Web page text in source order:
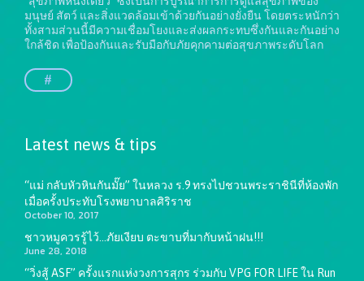
มนุษย์ สัตว์ และสิ่งแวดล้อมเข้าด้วยกันอย่างยั่งยืนโดยตระหนักว่า
ทั้งสามส่วนนี้มีความเชื่อมโยงและส่งผลกระทบซึ่งกันและกันอย่าง
ใกล้ชิด เพื่อป้องกันและรับมือกับภัยคุกคามต่อสุขภาพระดับโลก
#
Latest news & tips
“แม่ กลับหัวหินกันมั๊ย” ในหลวง ร.9 ทรงไปชวนพระราชินีที่ห้องพัก
เมื่อครั้งประทับโรงพยาบาลศิริราช
October 10, 2017
ชาวหมูควรรู้ไว้…ภัยเงียบ ตะขาบที่มากับหน้าฝน!!!
June 28, 2018
“วิ่งสู้ ASF” ครั้งแรกแห่งวงการสุกร ร่วมกับ VPG FOR LIFE ใน Run